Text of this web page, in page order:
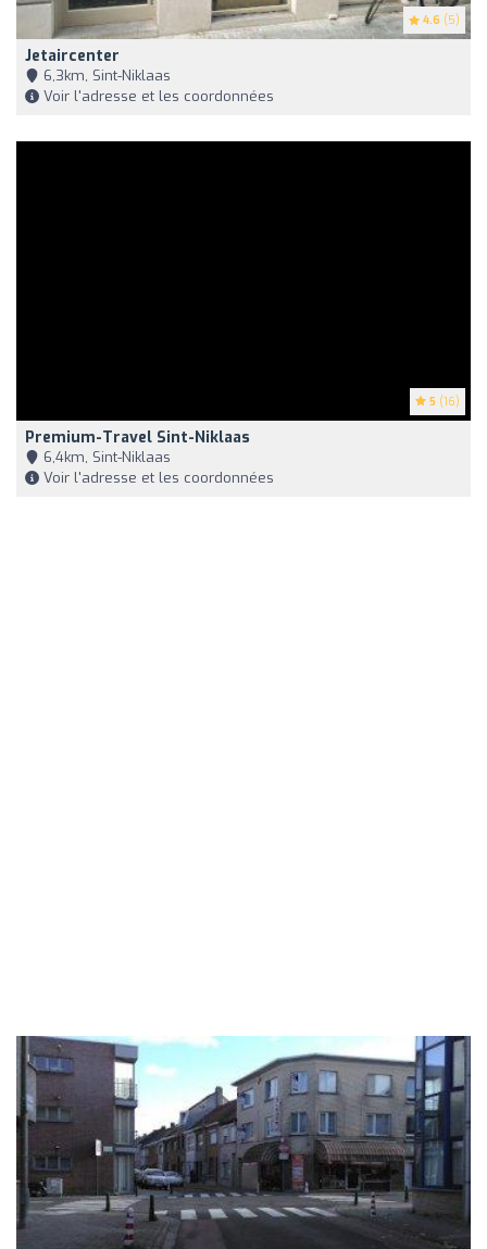
4.6 (5)
Jetaircenter
6,3km, Sint-Niklaas
Voir l'adresse et les coordonnées
5 (16)
Premium-Travel Sint-Niklaas
6,4km, Sint-Niklaas
Voir l'adresse et les coordonnées